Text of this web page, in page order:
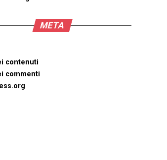
META
contenuti
commenti